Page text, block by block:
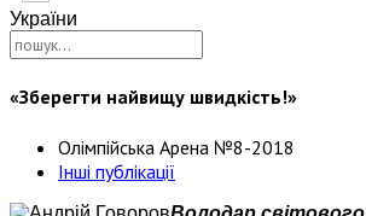
України
«Зберегти найвищу швидкість!»
Олімпійська Арена №8-2018
Інші публікації